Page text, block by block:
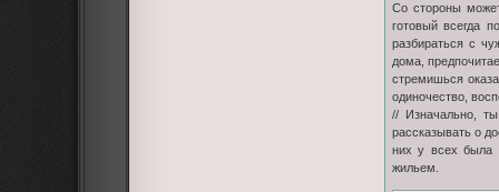
Со стороны
готовый всегда
разбираться с
дома,
стремишься
одиночество,
// Изначально,
рассказывать о
них у всех была
жильем.